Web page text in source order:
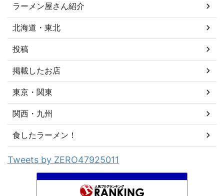
ラーメン屋さん紹介
北海道・東北
投稿
掲載したお店
東京・関東
関西・九州
食したラーメン！
Tweets by ZERO47925011